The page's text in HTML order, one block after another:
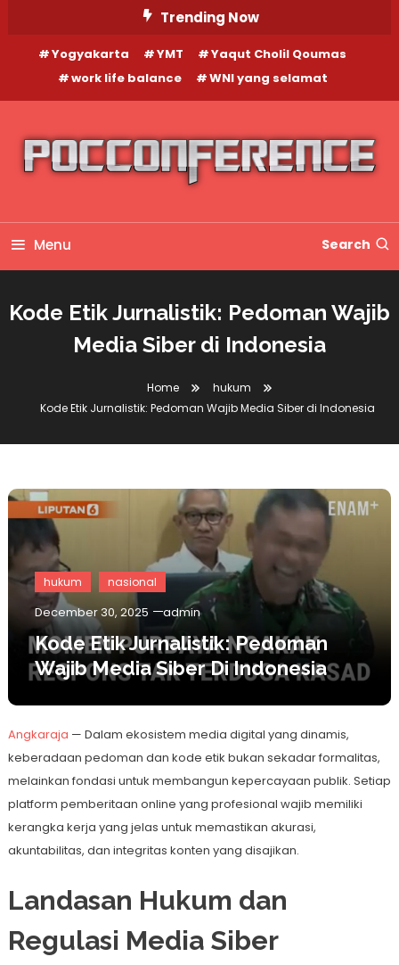
Content
Trending Now
Yogyakarta YMT
Yaqut Cholil Qoumas
work life balance
WNI yang selamat
Menu Search
Kode Etik Jurnalistik: Pedoman Wajib
Media Siber di Indonesia
Home
hukum
Kode Etik Jurnalistik: Pedoman Wajib Media Siber di Indonesia
hukum nasional
December 30, 2025 admin
Kode Etik Jurnalistik: Pedoman
Wajib Media Siber Di Indonesia
Angkaraja — Dalam ekosistem media digital yang dinamis,
keberadaan pedoman dan kode etik bukan sekadar formalitas,
melainkan fondasi untuk membangun kepercayaan publik. Setiap
platform pemberitaan online yang profesional wajib memiliki
kerangka kerja yang jelas untuk memastikan akurasi,
akuntabilitas, dan integritas konten yang disajikan.
Landasan Hukum dan
Regulasi Media Siber